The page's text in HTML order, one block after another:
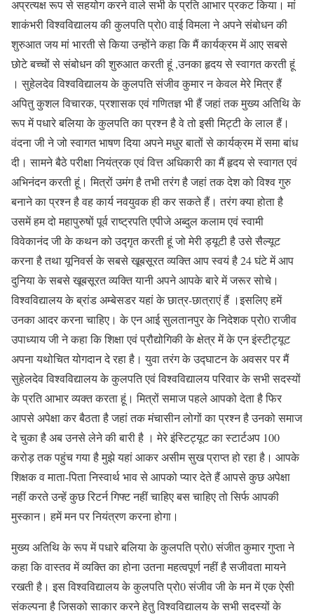
अप्रत्यक्ष रूप से सहयोग करने वाले सभी के प्रति आभार प्रकट किया। मां
शाकंभरी विश्वविद्यालय की कुलपति प्रो0 वाई विमला ने अपने संबोधन की
शुरुआत जय मां भारती से किया उन्होंने कहा कि मैं कार्यक्रम में आए सबसे
छोटे बच्चों से संबोधन की शुरुआत करती हूं ,उनका हृदय से स्वागत करती हूं
। सुहेलदेव विश्वविद्यालय के कुलपति संजीव कुमार न केवल मेरे मित्र हैं
अपितु कुशल विचारक, प्रशासक एवं गणितज्ञ भी हैं जहां तक मुख्य अतिथि के
रूप में पधारे बलिया के कुलपति का प्रश्न है वे तो इसी मिट्टी के लाल हैं।
वंदना जी ने जो स्वागत भाषण दिया अपने मधुर बातों से कार्यक्रम में समा बांध
दी। सामने बैठे परीक्षा नियंत्रक एवं वित्त अधिकारी का मैं हृदय से स्वागत एवं
अभिनंदन करती हूं। मित्रों उमंग है तभी तरंग है जहां तक देश को विश्व गुरु
बनाने का प्रश्न है वह कार्य नवयुवक ही कर सकते हैं। तरंग क्या होता है
उसमें हम दो महापुरुषों पूर्व राष्ट्रपति एपीजे अब्दुल कलाम एवं स्वामी
विवेकानंद जी के कथन को उद्गृत करती हूं जो मेरी ड्यूटी है उसे सैल्यूट
करना है तथा यूनिवर्स के सबसे खूबसूरत व्यक्ति आप स्वयं है 24 घंटे में आप
दुनिया के सबसे खूबसूरत व्यक्ति यानी अपने आपके बारे में जरूर सोचे।
विश्वविद्यालय के ब्रांड अम्बेसडर यहां के छात्र-छात्राएं हैं ।इसलिए हमें
उनका आदर करना चाहिए। के एन आई सुलतानपुर के निदेशक प्रो0 राजीव
उपाध्याय जी ने कहा कि शिक्षा एवं प्रौद्योगिकी के क्षेत्र में के एन इंस्टीट्यूट
अपना यथोचित योगदान दे रहा है। युवा तरंग के उद्घाटन के अवसर पर मैं
सुहेलदेव विश्वविद्यालय के कुलपति एवं विश्वविद्यालय परिवार के सभी सदस्यों
के प्रति आभार व्यक्त करता हूं। मित्रों समाज पहले आपको देता है फिर
आपसे अपेक्षा कर बैठता है जहां तक मंचासीन लोगों का प्रश्न है उनको समाज
दे चुका है अब उनसे लेने की बारी है । मेरे इंस्टिट्यूट का स्टार्टअप 100
करोड़ तक पहुंच गया है मुझे यहां आकर असीम सुख प्राप्त हो रहा है। आपके
शिक्षक व माता-पिता निस्वार्थ भाव से आपको प्यार देते हैं आपसे कुछ अपेक्षा
नहीं करते उन्हें कुछ रिटर्न गिफ्ट नहीं चाहिए बस चाहिए तो सिर्फ आपकी
मुस्कान। हमें मन पर नियंत्रण करना होगा।
मुख्य अतिथि के रूप में पधारे बलिया के कुलपति प्रो0 संजीत कुमार गुप्ता ने
कहा कि वास्तव में व्यक्ति का होना उतना महत्वपूर्ण नहीं है सजीवता मायने
रखती है। इस विश्वविद्यालय के कुलपति प्रो0 संजीव जी के मन में एक ऐसी
संकल्पना है जिसको साकार करने हेतु विश्वविद्यालय के सभी सदस्यों के